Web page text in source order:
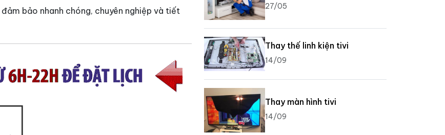
bảo nhanh chóng, chuyên nghiệp và tiết
27/05
Thay thế linh kiện tivi
14/09
Thay màn hình tivi
14/09